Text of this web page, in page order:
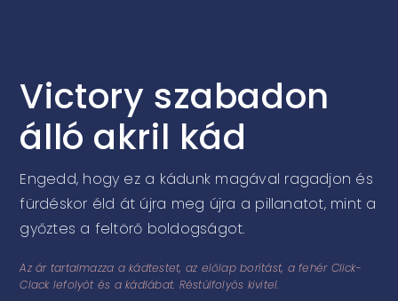
Victory szabadon
álló akril kád
Engedd, hogy ez a kádunk magával ragadjon és
fürdéskor éld át újra meg újra a pillanatot, mint a
győztes a feltörő boldogságot.
Az ár tartalmazza a kádtestet, az előlap borítást, a fehér Click-
Clack lefolyót és a kádlábat. Réstúlfolyós kivitel.